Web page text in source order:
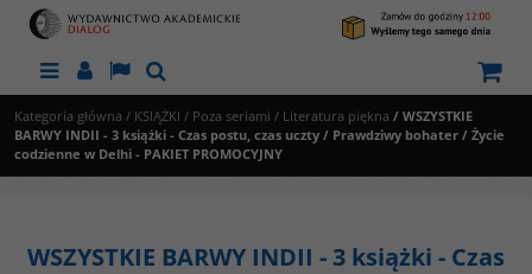
MenuPanelLangSzukaj
Kategoria główna / KSIĄŻKI / Poza seriami / Literatura piękna / WSZYSTKIE
BARWY INDII - 3 książki - Czas postu, czas uczty / Prawdziwy bohater / Życie
codzienne w Delhi - PAKIET PROMOCYJNY
WSZYSTKIE BARWY INDII - 3 książki - Czas